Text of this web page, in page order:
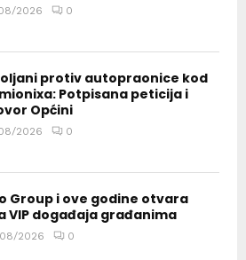
2026 0
protiv autopraonice kod
Potpisana peticija i
Općini
2026 0
Group i ove godine otvara
VIP događaja građanima
2026 0